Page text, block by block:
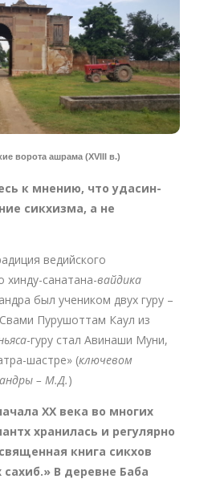
ворота ашрама (XVIII в.)
к мнению, что удасин-
сикхизма, а не
ведийского
хинду-санатана-вайдика
был учеником двух гуру –
Пурушоттам Каул из
-гуру стал Авинаши Муни,
шастре» (ключевом
– М.Д.)
XXвека во многих
хранилась и регулярно
книга сикхов
В деревне Баба